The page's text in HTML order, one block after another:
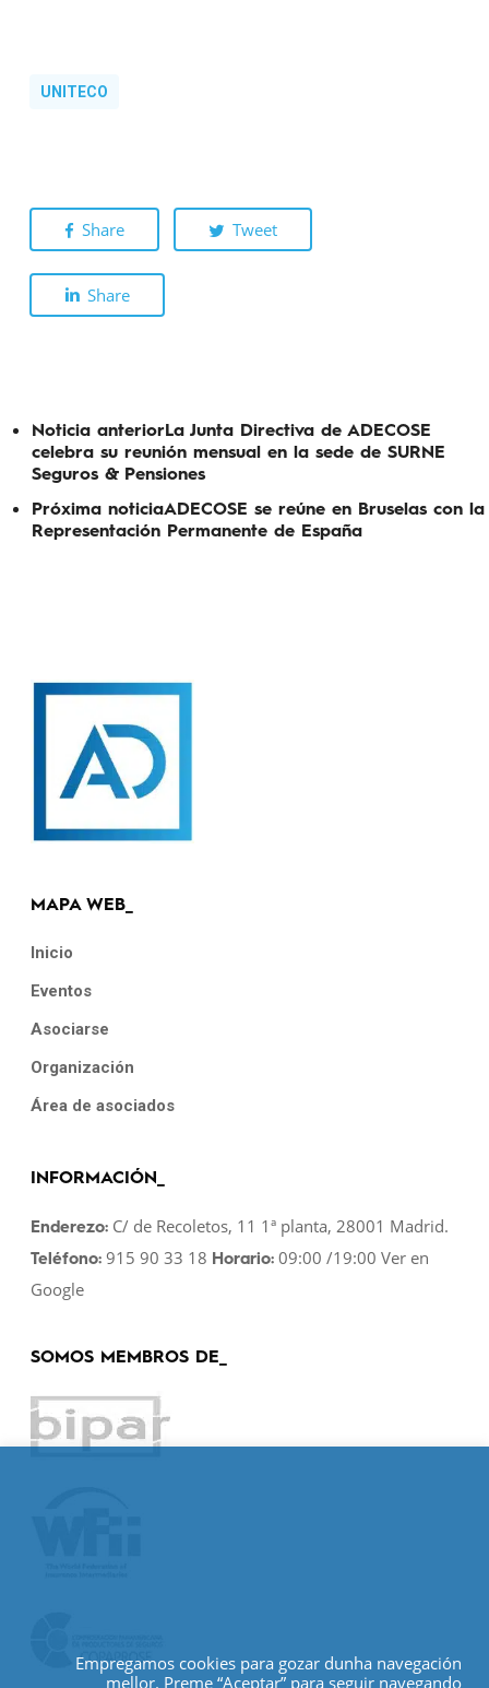
UNITECO
Share Tweet
Share
Noticia anteriorLa Junta Directiva de ADECOSE
celebra su reunión mensual en la sede de SURNE
Seguros & Pensiones
Próxima noticiaADECOSE se reúne en Bruselas con la
Representación Permanente de España
MAPA WEB_
Inicio
Eventos
Asociarse
Organización
Área de asociados
INFORMACIÓN_
Enderezo: C/ de Recoletos, 11 1ª planta, 28001 Madrid.
Teléfono: 915 90 33 18 Horario: 09:00 /19:00 Ver en
Google
SOMOS MEMBROS DE_
Empregamos cookies para gozar dunha navegación
mellor. Preme “Aceptar” para seguir navegando